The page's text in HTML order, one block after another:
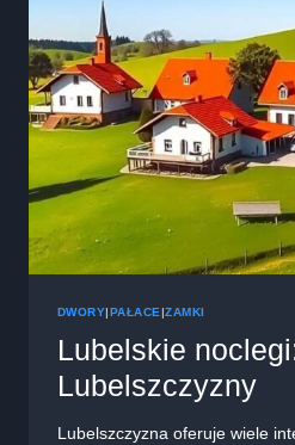
DWORY|PAŁACE |ZAMKI
Lubelskie
Lubelszczyzny
Lubelszczyzna oferuje wiele